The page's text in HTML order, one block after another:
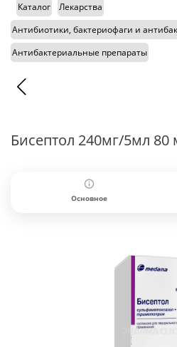
Каталог
Лекарства
Антибиотики, бактериофаги и
Антибактериальные препараты
Бисептол 240мг/5мл 80
Основное